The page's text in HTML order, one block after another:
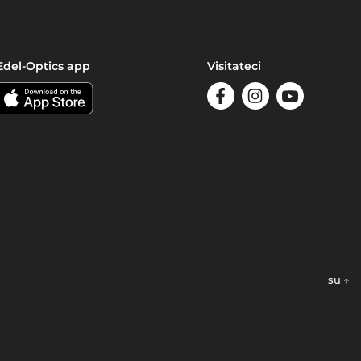
Optics app Visitateci
su